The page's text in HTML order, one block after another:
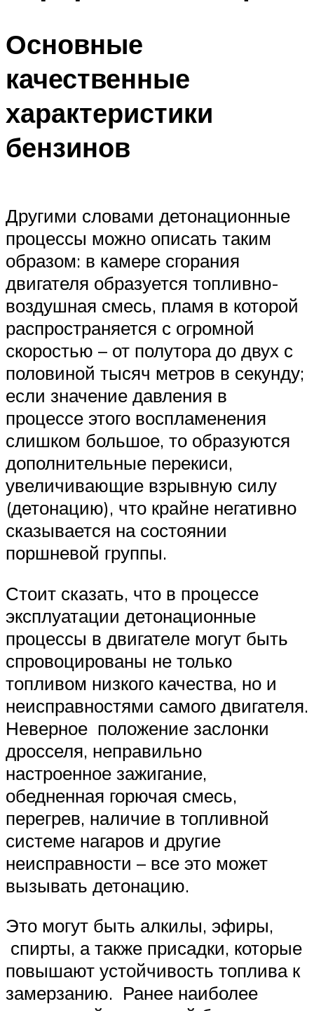
Основные
качественные
характеристики
бензинов
Другими словами детонационные
процессы можно описать таким
образом: в камере сгорания
двигателя образуется топливно-
воздушная смесь, пламя в которой
распространяется с огромной
скоростью – от полутора до двух с
половиной тысяч метров в секунду;
если значение давления в
процессе этого воспламенения
слишком большое, то образуются
дополнительные перекиси,
увеличивающие взрывную силу
(детонацию), что крайне негативно
сказывается на состоянии
поршневой группы.
Стоит сказать, что в процессе
эксплуатации детонационные
процессы в двигателе могут быть
спровоцированы не только
топливом низкого качества, но и
неисправностями самого двигателя.
Неверное положение заслонки
дросселя, неправильно
настроенное зажигание,
обедненная горючая смесь,
перегрев, наличие в топливной
системе нагаров и другие
неисправности – все это может
вызывать детонацию.
Это могут быть алкилы, эфиры,
спирты, а также присадки, которые
повышают устойчивость топлива к
замерзанию. Ранее наиболее